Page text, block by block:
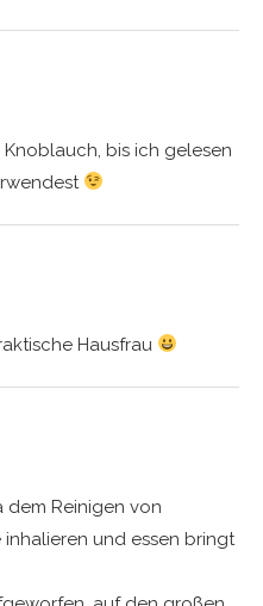
bis ich gelesen
Hausfrau
dem Reinigen von
und essen bringt